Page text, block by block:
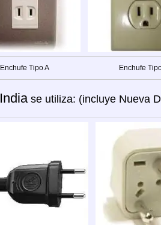
Enchufe Tipo A Enchufe
India se utiliza: (incluye Nueva